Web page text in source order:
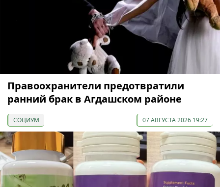
Правоохранители предотвратили
ранний брак в Агдашском районе
СОЦИУМ 07 АВГУСТА 2026 19:27